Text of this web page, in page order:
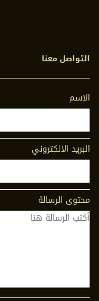
التواصل معنا
الاسم
البريد الالكتروني
محتوى الرسالة